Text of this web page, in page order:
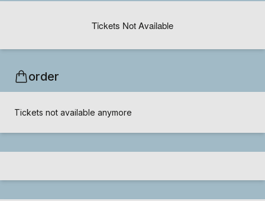
Tickets Not Available
order
Tickets not available anymore